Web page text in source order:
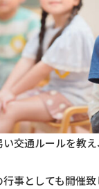
交通ルールを教
事としても開催致